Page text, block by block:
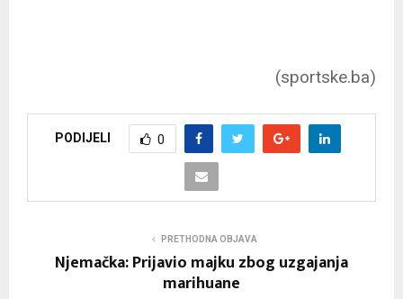
(sportske.ba)
PODIJELI 0
PRETHODNA OBJAVA
Njemačka: Prijavio majku zbog uzgajanja
marihuane